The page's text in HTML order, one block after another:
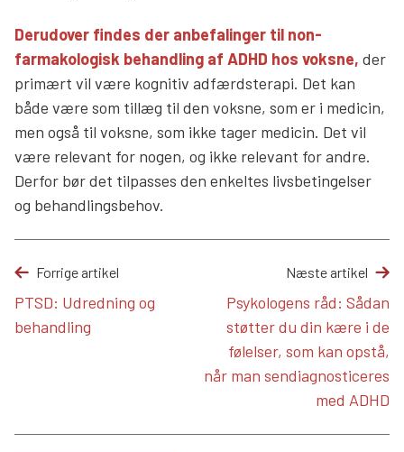
Derudover findes der anbefalinger til non-
farmakologisk behandling af ADHD hos voksne, der
primært vil være kognitiv adfærdsterapi. Det kan
både være som tillæg til den voksne, som er i medicin,
men også til voksne, som ikke tager medicin. Det vil
være relevant for nogen, og ikke relevant for andre.
Derfor bør det tilpasses den enkeltes livsbetingelser
og behandlingsbehov.
Forrige artikel
PTSD: Udredning og
behandling
Næste artikel
Psykologens råd: Sådan
støtter du din kære i de
følelser, som kan opstå,
når man sendiagnosticeres
med ADHD